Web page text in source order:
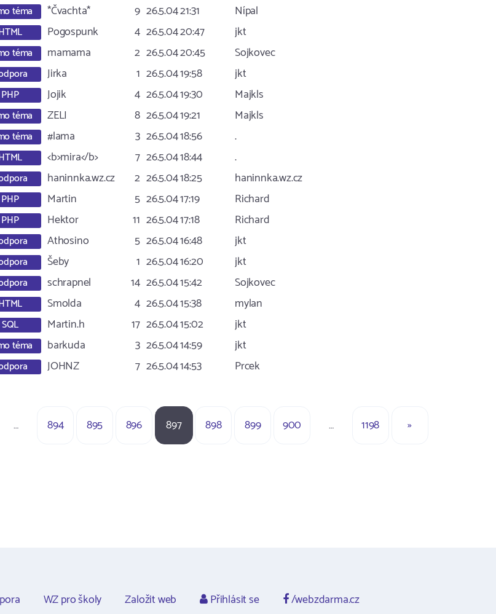
téma *Čvachta* 9 26.5.04 21:31
Nípal
Pogospunk 4 26.5.04 20:47
jkt
téma mamama 2 26.5.04 20:45
Sojkovec
Jirka 1 26.5.04 19:58
jkt
PHP Jojik 4 26.5.04 19:30
Majkls
téma ZELI 8 26.5.04 19:21
Majkls
téma #lama 3 26.5.04 18:56
.
<b>mira</b> 7 26.5.04 18:44
.
haninnka.wz.cz 2 26.5.04 18:25
haninnka.wz.cz
PHP Martin 5 26.5.04 17:19
Richard
PHP Hektor 11 26.5.04 17:18
Richard
Athosino 5 26.5.04 16:48
jkt
Šeby 1 26.5.04 16:20
jkt
schrapnel 14 26.5.04 15:42
Sojkovec
Smolda 4 26.5.04 15:38
mylan
SQL Martin.h 17 26.5.04 15:02
jkt
téma barkuda 3 26.5.04 14:59
jkt
JOHNZ 7 26.5.04 14:53 Prcek
… 894 895 896 897 898 899 900 … 1198 »
WZ pro školy Založit web Přihlásit se /webzdarma.cz